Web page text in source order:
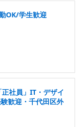
OK/学生歓迎
社員」IT・デザイ
歓迎・千代田区外